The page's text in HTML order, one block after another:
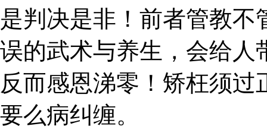
是判决是非！前者管教
误的武术与养生，会给人
反而感恩涕零！矫枉须
要么病纠缠。